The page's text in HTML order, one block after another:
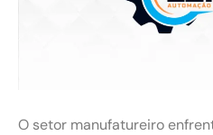
O setor manufatureiro